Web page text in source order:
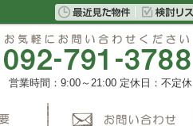
営業時間：9:00～21:00 定休日：不定休